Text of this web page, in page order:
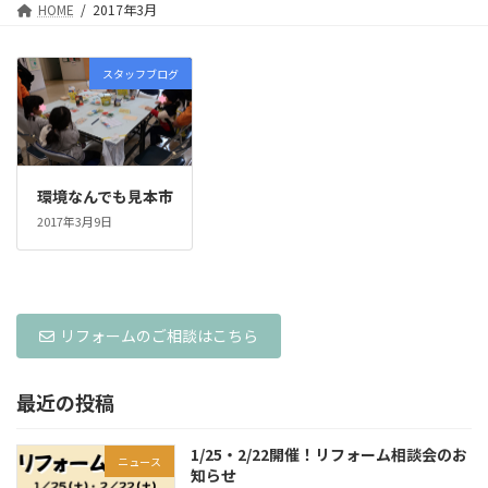
HOME 2017年3月
スタッフブログ
環境なんでも見本市
2017年3月9日
リフォームのご相談はこちら
最近の投稿
ニュース
1/25・2/22開催！リフォーム相談会のお
知らせ